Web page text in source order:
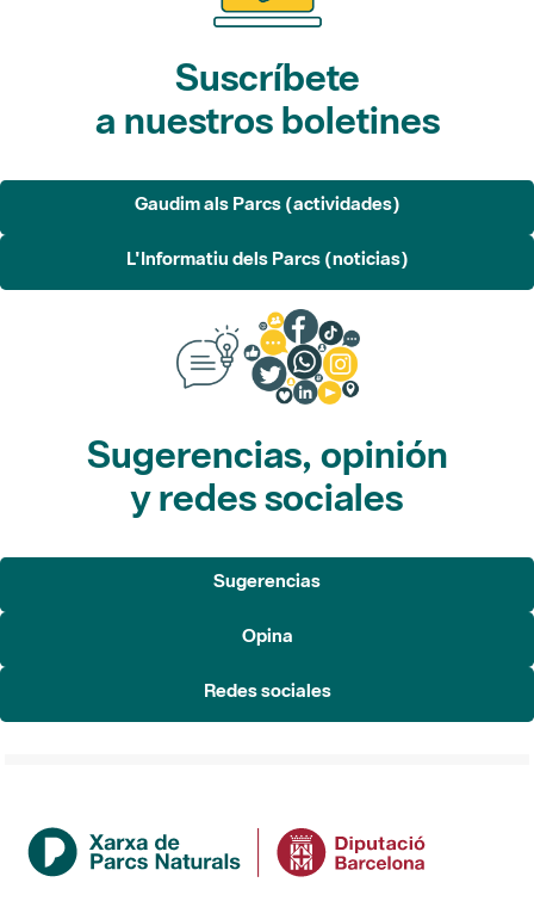
Suscríbete
a nuestros boletines
Gaudim als Parcs (actividades)
L'Informatiu dels Parcs (noticias)
Sugerencias, opinión
y redes sociales
Sugerencias
Opina
Redes sociales